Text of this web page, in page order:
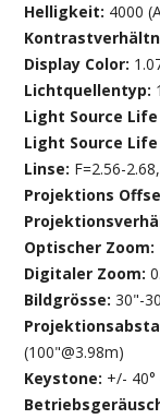
Helligkeit: 4000
Display Color:
Lichtquellentyp:
Light Source
Light Source
Linse: F=2.56-
Projektions
Optischer Zoom:
Digitaler Zoom:
Bildgrösse:30"-
(100"@3.98m)
Keystone: +/- 40°